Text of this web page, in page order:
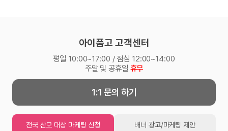
아이품고 고객센터
평일 10:00~17:00 / 점심 12:00~14:00
주말 및 공휴일 휴무
1:1 문의 하기
전국 산모 대상 마케팅 신청 배너 광고/마케팅 제안